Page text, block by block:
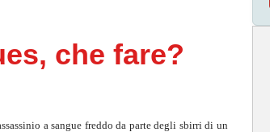
che fare?
a sangue freddo da parte degli sbirri di un